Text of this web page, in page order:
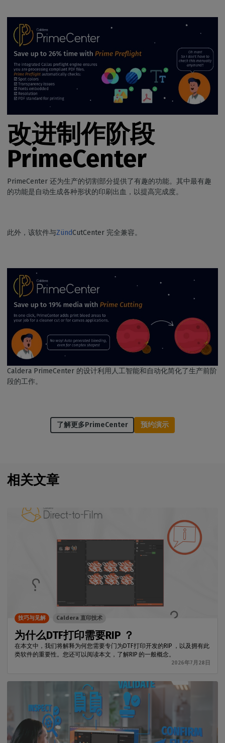
改进制作阶段
PrimeCenter
PrimeCenter 还为生产的切割部分提供了有趣的功能。其中最有趣
的功能是自动生成各种形状的印刷出血，以提高完成度。
此外，该软件与ZündCutCenter 完全兼容。
Caldera PrimeCenter 的设计利用人工智能和自动化简化了生产前阶
段的工作。
了解更多PrimeCenter 预约演示
相关文章
为什么DTF打印需要RIP ？
在本文中，我们将解释为何您需要专门为DTF打印开发的RIP ，以及拥有此
类软件的重要性。您还可以阅读本文，了解RIP 的一般概念。
2026年7月28日
技巧与见解 Caldera 直印技术